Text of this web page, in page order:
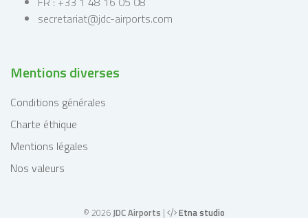
secretariat@jdc-airports.com
Mentions diverses
Conditions générales
Charte éthique
Mentions légales
Nos valeurs
© 2026JDC Airports | Etna studio